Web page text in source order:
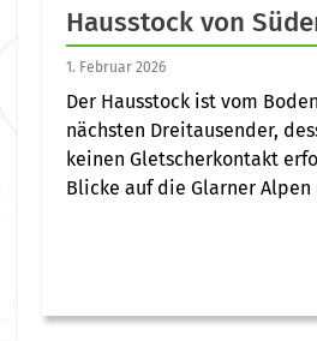
Hausstock von
1. Februar 2026
Der Hausstock ist vom
nächsten Dreitausender,
keinen Gletscherkontakt
Blicke auf die Glarner Alpen